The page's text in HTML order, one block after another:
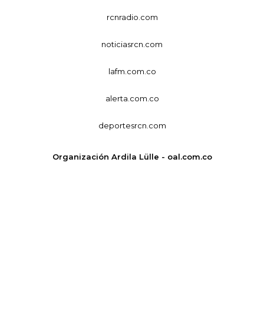
rcnradio.com
noticiasrcn.com
lafm.com.co
alerta.com.co
deportesrcn.com
Organización Ardila Lülle - oal.com.co